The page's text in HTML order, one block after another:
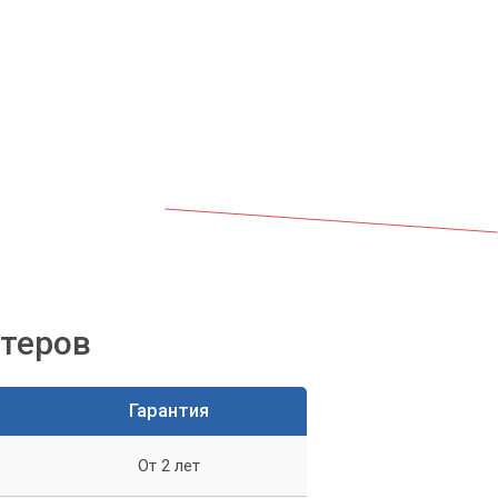
Гарантия
От 2 лет